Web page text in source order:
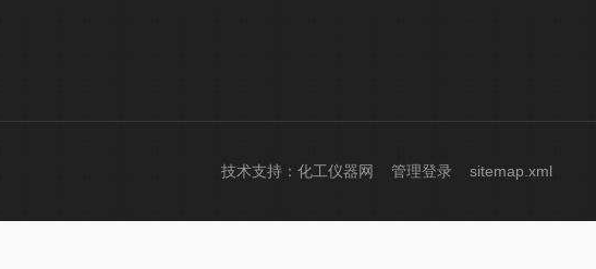
技术支持： 化工仪器网 管理登录 sitemap.xml